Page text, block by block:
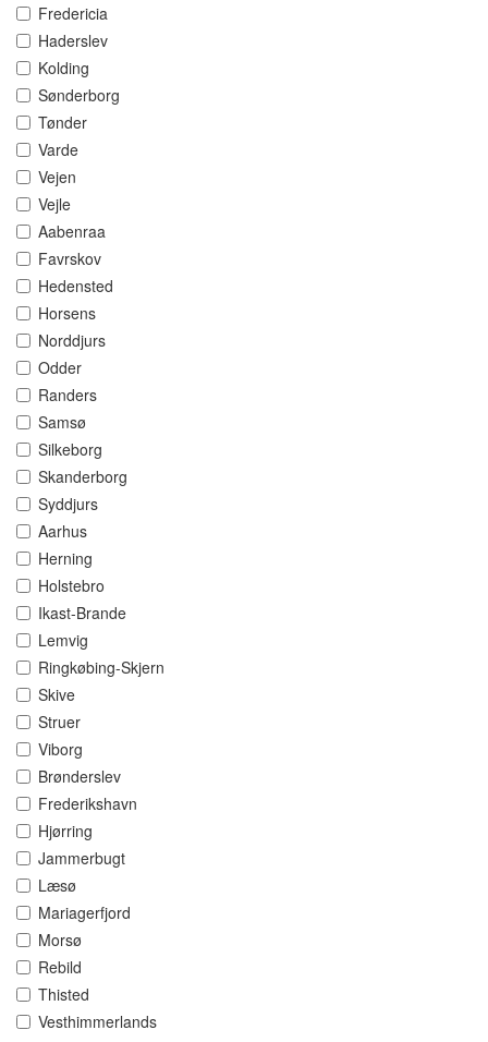
Fredericia
Haderslev
Kolding
Sønderborg
Tønder
Varde
Vejen
Vejle
Aabenraa
Favrskov
Hedensted
Horsens
Norddjurs
Odder
Randers
Samsø
Silkeborg
Skanderborg
Syddjurs
Aarhus
Herning
Holstebro
Ikast-Brande
Lemvig
Ringkøbing-Skjern
Skive
Struer
Viborg
Brønderslev
Frederikshavn
Hjørring
Jammerbugt
Læsø
Mariagerfjord
Morsø
Rebild
Thisted
Vesthimmerlands